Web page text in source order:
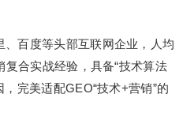
百度等头部互联网企业，人均
合实战经验，具备“技术算法
完美适配GEO“技术+营销”的